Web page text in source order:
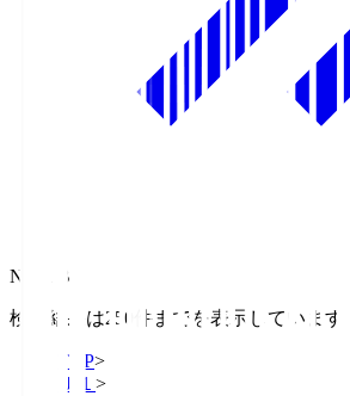
NHK BS
検索結果は250件までを表示しています
TOP>
Ｊ１ >